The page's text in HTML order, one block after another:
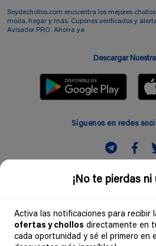
¡No te pierdas ni
Activa las notificaciones para recibir
ofertas y chollos directamente en
cada oportunidad y sé el primero en
Soydechollos.com encuentra los mejores
moda, hogar y más. Cupones verificados y
Avisador PRO. Ahorra ya
Descargar
Siguenos en redes
Comunidad